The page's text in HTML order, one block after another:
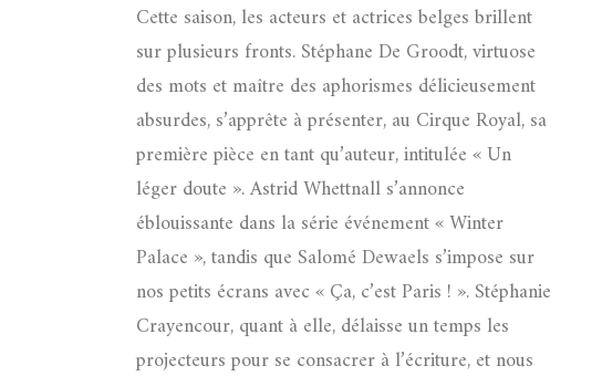
Cette saison, les acteurs et actrices belges brillent
sur plusieurs fronts. Stéphane De Groodt, virtuose
des mots et maître des aphorismes délicieusement
absurdes, s’apprête à présenter, au Cirque Royal, sa
première pièce en tant qu’auteur, intitulée « Un
léger doute ». Astrid Whettnall s’annonce
éblouissante dans la série événement « Winter
Palace », tandis que Salomé Dewaels s’impose sur
nos petits écrans avec « Ça, c’est Paris ! ». Stéphanie
Crayencour, quant à elle, délaisse un temps les
projecteurs pour se consacrer à l’écriture, et nous